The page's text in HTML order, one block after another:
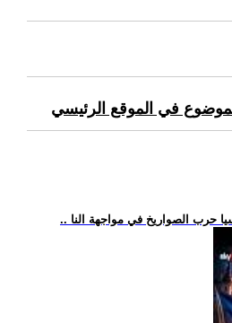
في الموقع الرئيسي
حرب الصواريخ في مواجهة النا